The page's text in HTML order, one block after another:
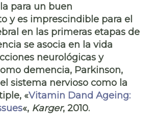
para un buen
y es imprescindible para el
en las primeras etapas de
se asocia en la vida
neurológicas y
demencia, Parkinson,
sistema nervioso como la
«Vitamin Dand Ageing:
«, Karger, 2010.